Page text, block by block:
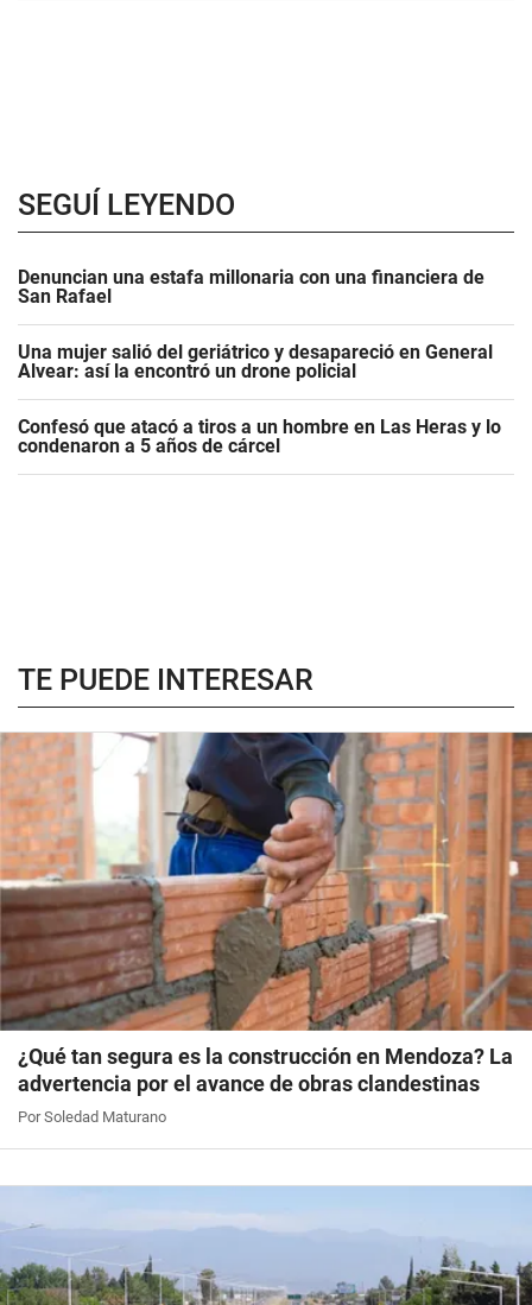
SEGUÍ LEYENDO
Denuncian una estafa millonaria con una financiera de
San Rafael
Una mujer salió del geriátrico y desapareció en General
Alvear: así la encontró un drone policial
Confesó que atacó a tiros a un hombre en Las Heras y lo
condenaron a 5 años de cárcel
TE PUEDE INTERESAR
¿Qué tan segura es la construcción en Mendoza? La
advertencia por el avance de obras clandestinas
Por Soledad Maturano